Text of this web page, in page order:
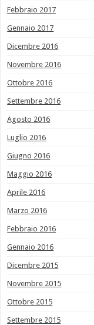
Febbraio 2017
Gennaio 2017
Dicembre 2016
Novembre 2016
Ottobre 2016
Settembre 2016
Agosto 2016
Luglio 2016
Giugno 2016
Maggio 2016
Aprile 2016
Marzo 2016
Febbraio 2016
Gennaio 2016
Dicembre 2015
Novembre 2015
Ottobre 2015
Settembre 2015